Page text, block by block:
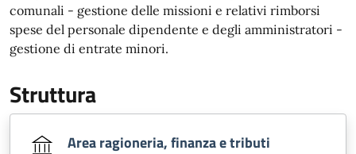
comunali - gestione delle missioni e relativi rimborsi
spese del personale dipendente e degli amministratori -
gestione di entrate minori.
Struttura
Area ragioneria, finanza e tributi